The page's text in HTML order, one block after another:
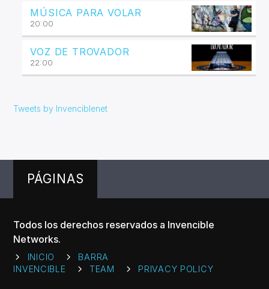
MÚSICA PARA VOLAR
20:00
VOZ DE TROVADOR
22:00
Tweets by Invenciblenet
PÁGINAS
Todos los derechos reservados a Invencible
Networks.
INICIO
BARRA
INVENCIBLE
TEAM PRIVACY POLICY